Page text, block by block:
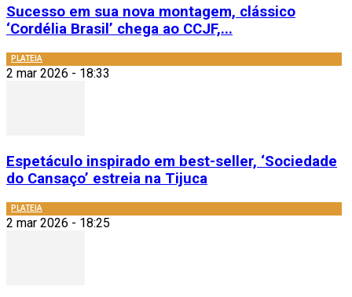
Sucesso em sua nova montagem, clássico
‘Cordélia Brasil’ chega ao CCJF,...
PLATEIA
2 mar 2026 - 18:33
Espetáculo inspirado em best-seller, ‘Sociedade
do Cansaço’ estreia na Tijuca
PLATEIA
2 mar 2026 - 18:25